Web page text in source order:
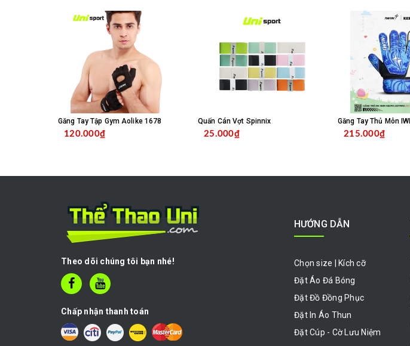
Găng Tay Tập Gym Aolike 1678
120.000₫
Quấn Cán Vợt Spinnix
25.000₫ 215.000₫
Theo dõi chúng tôi bạn nhé!
Chấp nhận thanh toán
HƯỚNG DẪN
Chọn size | Kích cỡ
Đặt Áo Đá Bóng
Đặt Đồ Đồng Phục
Đặt In Áo Thun
Đặt Cúp - Cờ Lưu Niệm